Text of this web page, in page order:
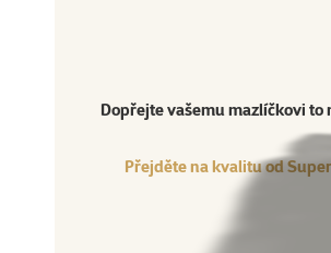
Produkt
Dopřejte vašemu mazlíčkovi to
Přejděte na kvalitu od